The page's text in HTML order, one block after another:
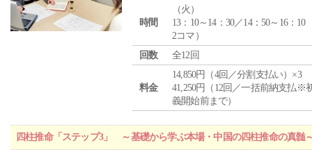
時間
（火 ）
13：10～14：30／14：50～16：10
2コマ）
回数
全12回
料金
14,850円（4回／分割支払い）×3
41,250円（12回／一括前納支払※
義開始前まで）
四柱推命「ステップ3」 ～基礎から学ぶ本場・中国の四柱推命の真髄